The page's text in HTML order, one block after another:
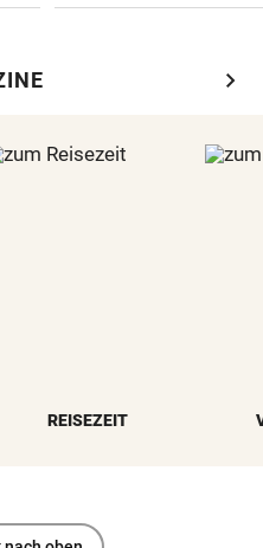
chevron_right
REISEZEIT